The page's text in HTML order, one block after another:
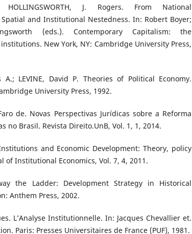
HOLLINGSWORTH, J. Rogers. From National
and Institutional Nestedness. In: Robert Boyer;
(eds.). Contemporary Capitalism: the
New York, NY: Cambridge University Press,
A.; LEVINE, David P. Theories of Political Economy.
University Press, 1992.
de. Novas Perspectivas Jurídicas sobre a Reforma
no Brasil. Revista Direito.UnB, Vol. 1, 1, 2014.
and Economic Development: Theory, policy
of Institutional Economics, Vol. 7, 4, 2011.
the Ladder: Development Strategy in Historical
Anthem Press, 2002.
L’Analyse Institutionnelle. In: Jacques Chevallier et.
Paris: Presses Universitaires de France (PUF), 1981.